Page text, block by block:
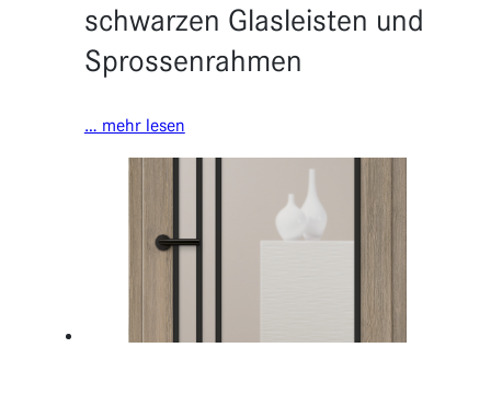
schwarzen Glasleisten und
Sprossenrahmen
… mehr lesen